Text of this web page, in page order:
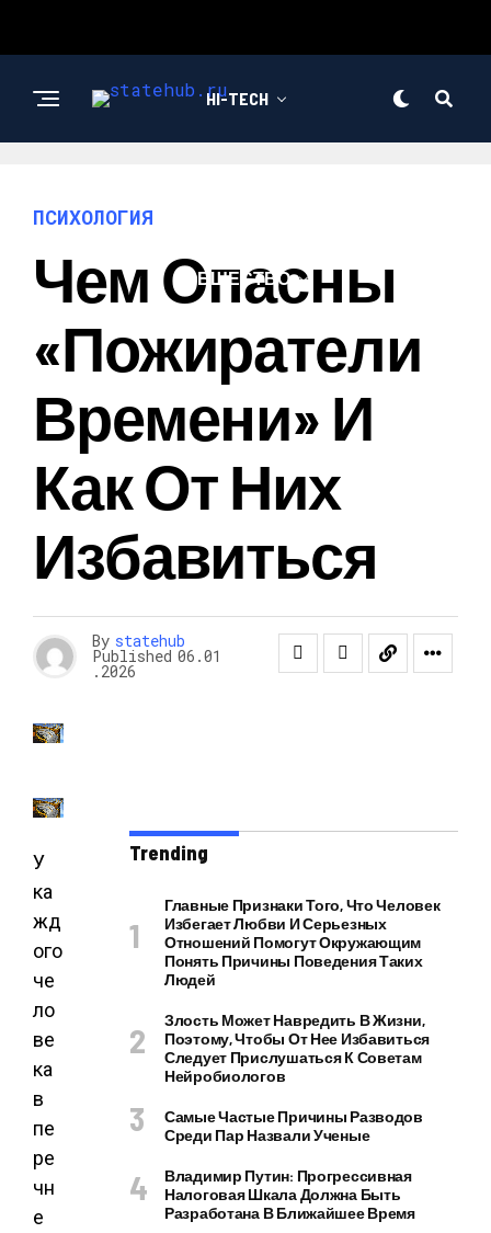
HI-TECH
ОБЩЕСТВО
ПСИХОЛОГИЯ
Чем Опасны
«пожиратели
Времени» И
Как От Них
Избавиться
By statehub
Published 06.01
.2026
У
ка
жд
ого
че
ло
ве
ка
в
пе
ре
чн
е
Trending
Главные Признаки Того, Что Человек
Избегает Любви И Серьезных
Отношений Помогут Окружающим
Понять Причины Поведения Таких
Людей
Злость Может Навредить В Жизни,
Поэтому, Чтобы От Нее Избавиться
Следует Прислушаться К Советам
Нейробиологов
Самые Частые Причины Разводов
Среди Пар Назвали Ученые
Владимир Путин: Прогрессивная
Налоговая Шкала Должна Быть
Разработана В Ближайшее Время